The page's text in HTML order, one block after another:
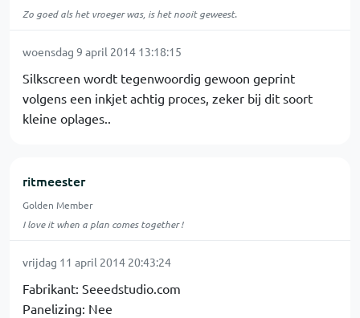
Zo goed als het vroeger was, is het nooit geweest.
woensdag 9 april 2014 13:18:15
Silkscreen wordt tegenwoordig gewoon geprint
volgens een inkjet achtig proces, zeker bij dit soort
kleine oplages..
ritmeester
Golden Member
I love it when a plan comes together !
vrijdag 11 april 2014 20:43:24
Fabrikant: Seeedstudio.com
Panelizing: Nee